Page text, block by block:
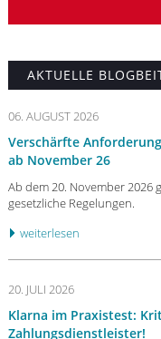
AKTUELLE
06. AUGUST 2026
Verschärfte
ab November 26
Ab dem 20. November
gesetzliche Regelungen.
weiterlesen
20. JULI 2026
Klarna im Praxistest:
Zahlungsdienstleister!